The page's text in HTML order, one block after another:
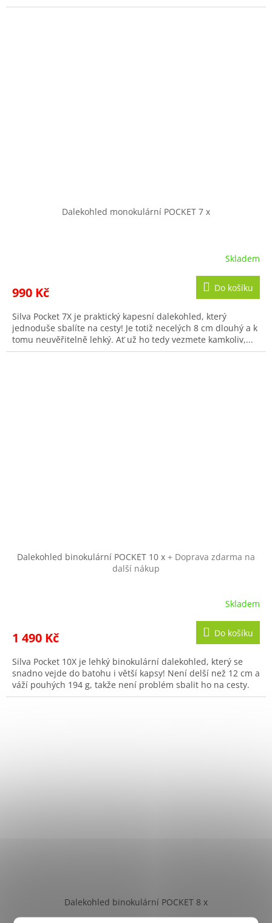
Dalekohled monokulární POCKET 7 x
Skladem
990 Kč Do košíku
Silva Pocket 7X je praktický kapesní dalekohled, který
jednoduše sbalíte na cesty! Je totiž necelých 8 cm dlouhý a k
tomu neuvěřitelně lehký. Ať už ho tedy vezmete kamkoliv,...
Dalekohled binokulární POCKET 10 x + Doprava zdarma na
další nákup
Skladem
1 490 Kč Do košíku
Silva Pocket 10X je lehký binokulární dalekohled, který se
snadno vejde do batohu i větší kapsy! Není delší než 12 cm a
váží pouhých 194 g, takže není problém sbalit ho na cesty.
Dalekohled binokulární POCKET 8 x